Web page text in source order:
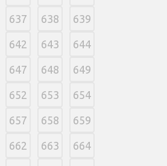
637 638 639
642 643 644
647 648 649
652 653 654
657 658 659
662 663 664